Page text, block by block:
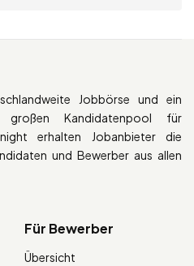
Jobbörse und ein
Kandidatenpool für
erhalten Jobanbieter die
und Bewerber aus allen
Für Bewerber
Übersicht